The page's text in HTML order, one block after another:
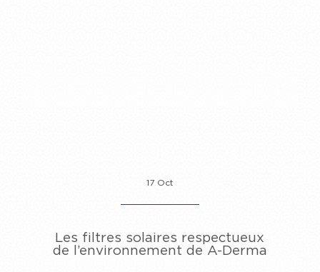
17 Oct
Les filtres solaires respectueux
de l’environnement de A-Derma